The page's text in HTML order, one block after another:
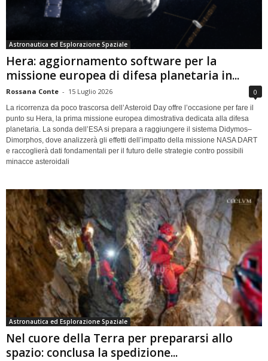
Astronautica ed Esplorazione Spaziale
Hera: aggiornamento software per la
missione europea di difesa planetaria in...
Rossana Conte - 15 Luglio 2026 0
La ricorrenza da poco trascorsa dell’Asteroid Day offre l’occasione per fare il
punto su Hera, la prima missione europea dimostrativa dedicata alla difesa
planetaria. La sonda dell’ESA si prepara a raggiungere il sistema Didymos–
Dimorphos, dove analizzerà gli effetti dell’impatto della missione NASA DART
e raccoglierà dati fondamentali per il futuro delle strategie contro possibili
minacce asteroidali
Astronautica ed Esplorazione Spaziale
Nel cuore della Terra per prepararsi allo
spazio: conclusa la spedizione...